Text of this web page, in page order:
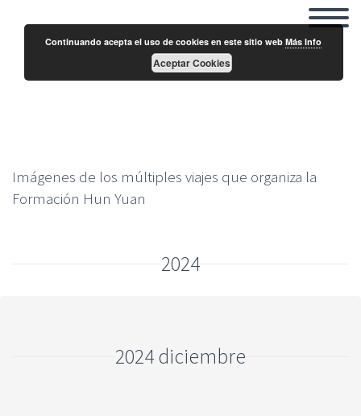
Fotos Viajes
Imágenes de los múltiples viajes que organiza la
Formación Hun Yuan
2024
2024 diciembre
Continuando acepta el uso de cookies en este sitio webMás Info
Aceptar Cookies